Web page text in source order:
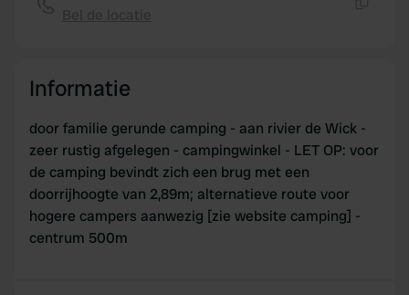
Informatie
door familie gerunde camping - aan rivier de Wick -
zeer rustig afgelegen - campingwinkel - LET OP: voor
de camping bevindt zich een brug met een
doorrijhoogte van 2,89m; alternatieve route voor
hogere campers aanwezig [zie website camping] -
centrum 500m